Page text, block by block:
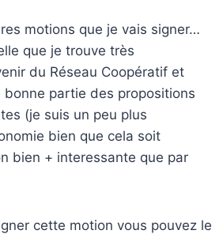
motions que je vais signer…
que je trouve très
du Réseau Coopératif et
partie des propositions
(je suis un peu plus
bien que cela soit
bien + interessante que par
cette motion vous pouvez le